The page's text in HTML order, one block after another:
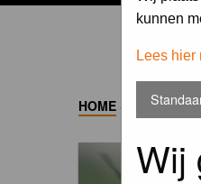
kunnen
Lees hier
Wij
HOME -> ALBUM